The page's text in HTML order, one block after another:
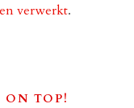
verwerkt.
TOP!